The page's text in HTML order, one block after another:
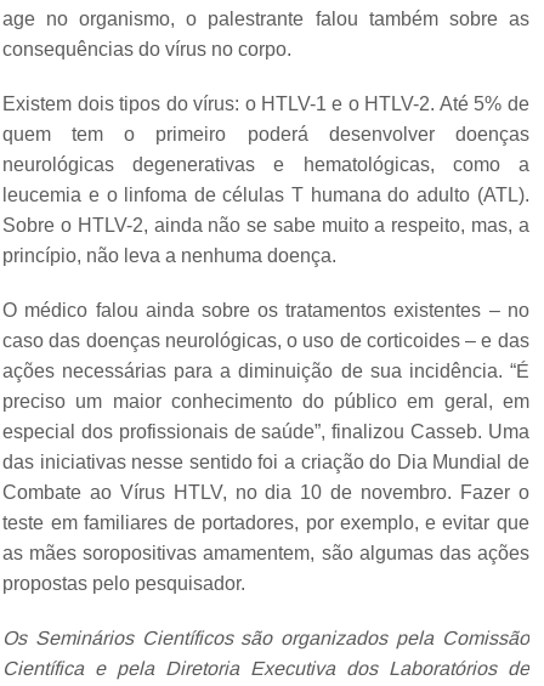
age no organismo, o palestrante falou também sobre as
consequências do vírus no corpo.
Existem dois tipos do vírus: o HTLV-1 e o HTLV-2. Até 5% de
quem tem o primeiro poderá desenvolver doenças
neurológicas degenerativas e hematológicas, como a
leucemia e o linfoma de células T humana do adulto (ATL).
Sobre o HTLV-2, ainda não se sabe muito a respeito, mas, a
princípio, não leva a nenhuma doença.
O médico falou ainda sobre os tratamentos existentes – no
caso das doenças neurológicas, o uso de corticoides – e das
ações necessárias para a diminuição de sua incidência. “É
preciso um maior conhecimento do público em geral, em
especial dos profissionais de saúde”, finalizou Casseb. Uma
das iniciativas nesse sentido foi a criação do Dia Mundial de
Combate ao Vírus HTLV, no dia 10 de novembro. Fazer o
teste em familiares de portadores, por exemplo, e evitar que
as mães soropositivas amamentem, são algumas das ações
propostas pelo pesquisador.
Os Seminários Científicos são organizados pela Comissão
Científica e pela Diretoria Executiva dos Laboratórios de